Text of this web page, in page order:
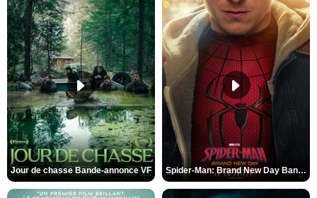
Jour de chasse Bande-annonce VF Spider-Man: Brand New Day Bande-annonce (3) VO STFR